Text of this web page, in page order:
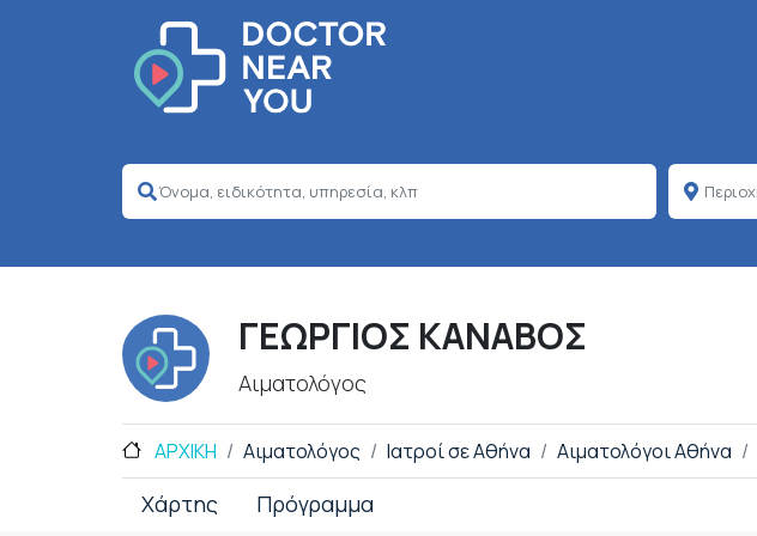
ΓΕΩΡΓΙΟΣ ΚΑΝΑΒΟΣ
Αιματολόγος
ΑΡΧΙΚΗ Αιματολόγος Ιατροί σε Αθήνα Αιματολόγοι Αθήνα
Χάρτης Πρόγραμμα